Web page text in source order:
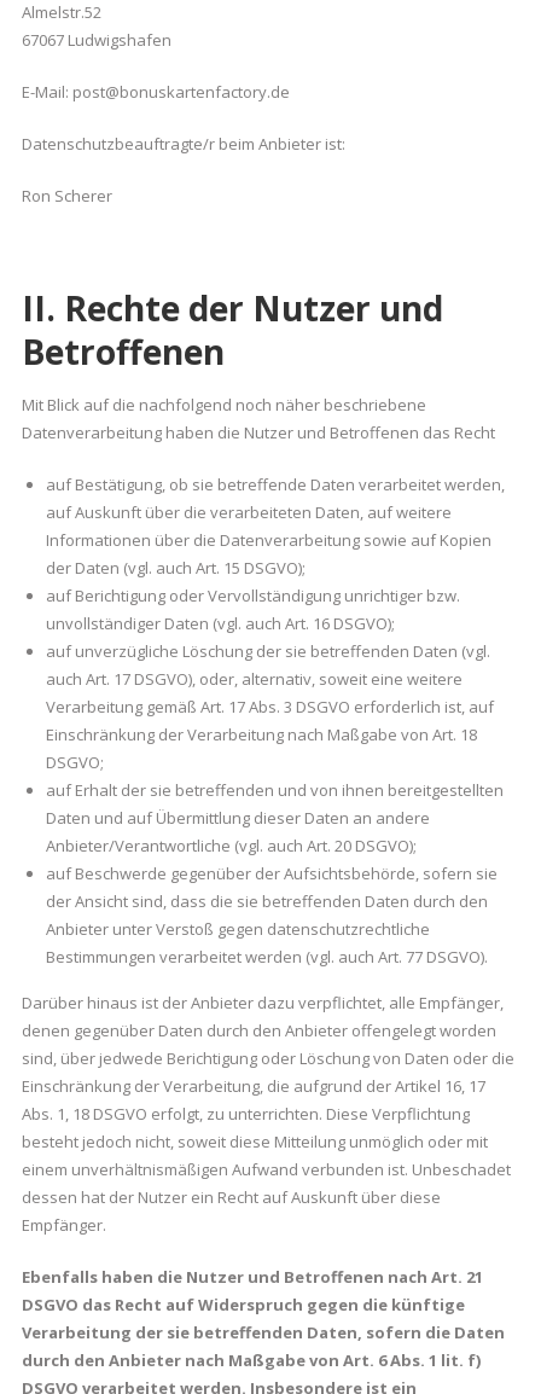
Almelstr.52
67067 Ludwigshafen
E-Mail: post@bonuskartenfactory.de
Datenschutzbeauftragte/r beim Anbieter ist:
Ron Scherer
II. Rechte der Nutzer und
Betroffenen
Mit Blick auf die nachfolgend noch näher beschriebene
Datenverarbeitung haben die Nutzer und Betroffenen das Recht
auf Bestätigung, ob sie betreffende Daten verarbeitet werden,
auf Auskunft über die verarbeiteten Daten, auf weitere
Informationen über die Datenverarbeitung sowie auf Kopien
der Daten (vgl. auch Art. 15 DSGVO);
auf Berichtigung oder Vervollständigung unrichtiger bzw.
unvollständiger Daten (vgl. auch Art. 16 DSGVO);
auf unverzügliche Löschung der sie betreffenden Daten (vgl.
auch Art. 17 DSGVO), oder, alternativ, soweit eine weitere
Verarbeitung gemäß Art. 17 Abs. 3 DSGVO erforderlich ist, auf
Einschränkung der Verarbeitung nach Maßgabe von Art. 18
DSGVO;
auf Erhalt der sie betreffenden und von ihnen bereitgestellten
Daten und auf Übermittlung dieser Daten an andere
Anbieter/Verantwortliche (vgl. auch Art. 20 DSGVO);
auf Beschwerde gegenüber der Aufsichtsbehörde, sofern sie
der Ansicht sind, dass die sie betreffenden Daten durch den
Anbieter unter Verstoß gegen datenschutzrechtliche
Bestimmungen verarbeitet werden (vgl. auch Art. 77 DSGVO).
Darüber hinaus ist der Anbieter dazu verpflichtet, alle Empfänger,
denen gegenüber Daten durch den Anbieter offengelegt worden
sind, über jedwede Berichtigung oder Löschung von Daten oder die
Einschränkung der Verarbeitung, die aufgrund der Artikel 16, 17
Abs. 1, 18 DSGVO erfolgt, zu unterrichten. Diese Verpflichtung
besteht jedoch nicht, soweit diese Mitteilung unmöglich oder mit
einem unverhältnismäßigen Aufwand verbunden ist. Unbeschadet
dessen hat der Nutzer ein Recht auf Auskunft über diese
Empfänger.
Ebenfalls haben die Nutzer und Betroffenen nach Art. 21
DSGVO das Recht auf Widerspruch gegen die künftige
Verarbeitung der sie betreffenden Daten, sofern die Daten
durch den Anbieter nach Maßgabe von Art. 6 Abs. 1 lit. f)
DSGVO verarbeitet werden. Insbesondere ist ein